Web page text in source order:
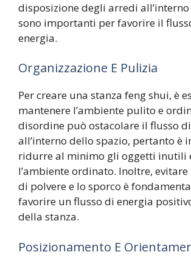
disposizione degli arredi
sono importanti per favorire il
energia.
Organizzazione E Pulizia
Per creare una stanza feng shui, è
mantenere l’ambiente pulito e
disordine può ostacolare il flusso
all’interno dello spazio, pertanto è
ridurre al minimo gli oggetti inutili
l’ambiente ordinato. Inoltre, evitare
di polvere e lo sporco è
favorire un flusso di energia
della stanza.
Posizionamento E